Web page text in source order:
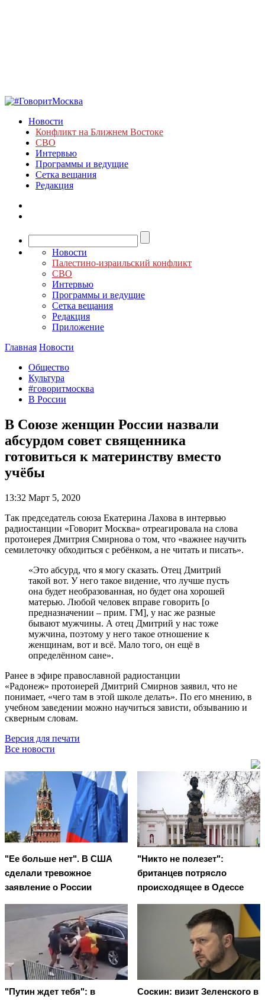
Новости
Конфликт на Ближнем Востоке
СВО
Интервью
Программы и ведущие
Сетка вещания
Редакция
Новости
Палестино-израильский конфликт
СВО
Интервью
Программы и ведущие
Сетка вещания
Редакция
Приложение
Главная Новости
Общество
Культура
#говоритмосква
В России
В Союзе женщин России назвали
абсурдом совет священника
готовиться к материнству вместо
учёбы
13:32 Март 5, 2020
Так председатель союза Екатерина Лахова в интервью
радиостанции «Говорит Москва» отреагировала на слова
протоиерея Дмитрия Смирнова о том, что «важнее научить
семилеточку обходиться с ребёнком, а не читать и писать».
«Это абсурд, что я могу сказать. Отец Дмитрий
такой вот. У него такое видение, что лучше пусть
она будет необразованная, но будет она хорошей
матерью. Любой человек вправе говорить [о
предназначении – прим. ГМ], у нас же разные
бывают мужчины. А отец Дмитрий у нас тоже
мужчина, поэтому у него такое отношение к
женщинам, вот и всё. Мало того, он ещё в
определённом сане».
Ранее в эфире православной радиостанции
«Радонеж» протоиерей Дмитрий Смирнов заявил, что не
понимает, «чего там в этой школе делать». По его мнению, в
учебном заведении можно научиться зависти, обзыванию и
скверным словам.
Версия для печати
Все новости
"Ее больше нет". В США
сделали тревожное
заявление о России
"Никто не полезет":
британцев потрясло
происходящее в Одессе
"Путин ждет тебя": в
Соскин: визит Зеленского в